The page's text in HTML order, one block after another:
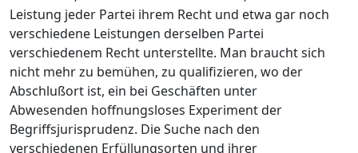
Leistung jeder Partei ihrem Recht und etwa gar noch
verschiedene Leistungen derselben Partei
verschiedenem Recht unterstellte. Man braucht sich
nicht mehr zu bemühen, zu qualifizieren, wo der
Abschlußort ist, ein bei Geschäften unter
Abwesenden hoffnungsloses Experiment der
Begriffsjurisprudenz. Die Suche nach den
verschiedenen Erfüllungsorten und ihrer